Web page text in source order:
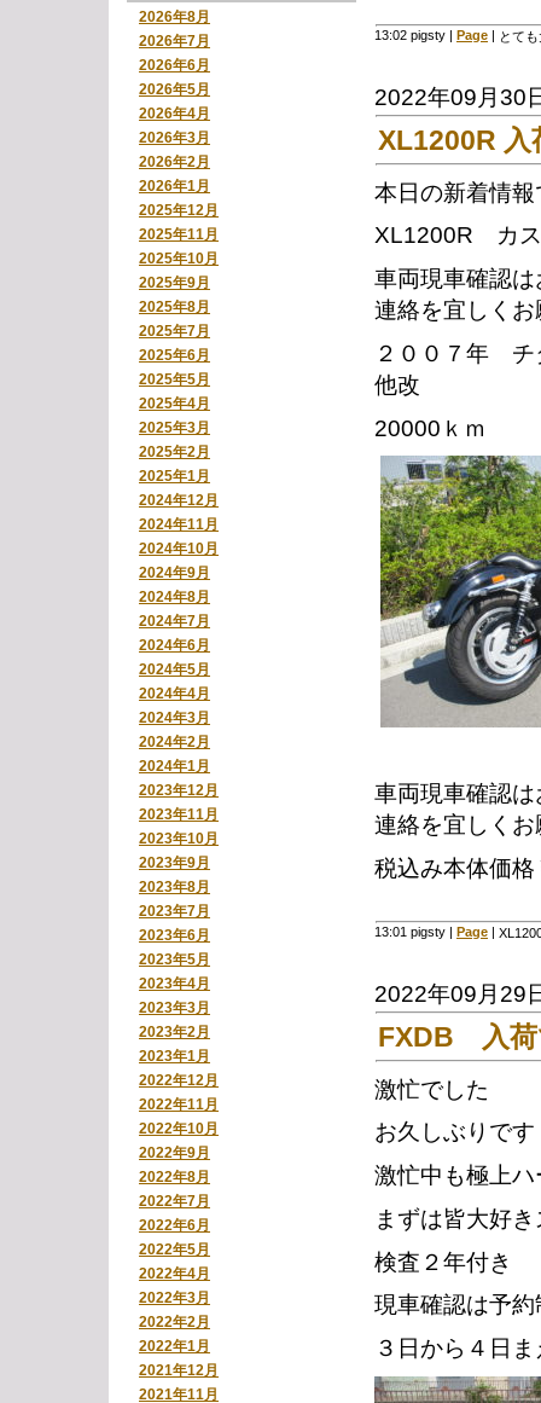
2026年8月
2026年7月
2026年6月
2026年5月
2026年4月
2026年3月
2026年2月
2026年1月
2025年12月
2025年11月
2025年10月
2025年9月
2025年8月
2025年7月
2025年6月
2025年5月
2025年4月
2025年3月
2025年2月
2025年1月
2024年12月
2024年11月
2024年10月
2024年9月
2024年8月
2024年7月
2024年6月
2024年5月
2024年4月
2024年3月
2024年2月
2024年1月
2023年12月
2023年11月
2023年10月
2023年9月
2023年8月
2023年7月
2023年6月
2023年5月
2023年4月
2023年3月
2023年2月
2023年1月
2022年12月
2022年11月
2022年10月
2022年9月
2022年8月
2022年7月
2022年6月
2022年5月
2022年4月
2022年3月
2022年2月
2022年1月
2021年12月
2021年11月
13:02 pigsty | Page | とて
2022年09月30
XL1200R 入
本日の新着情報
XL1200R カス
車両現車確認
連絡を宜しく
２００７年 チ
他改
20000ｋｍ
車両現車確認
連絡を宜しく
税込み本体価
13:01 pigsty | Page |
2022年09月29
FXDB 入荷
激忙でした
お久しぶりです
激忙中も極上
まずは皆大好
検査２年付き
現車確認は予
３日から４日